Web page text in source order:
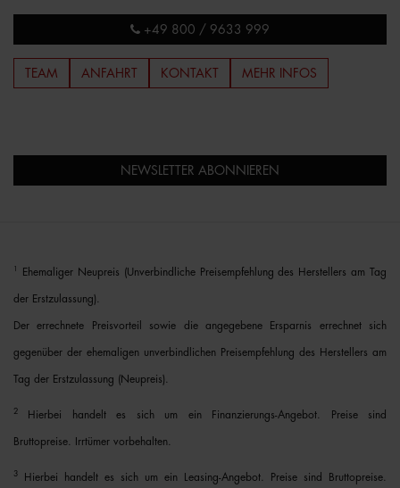
+49 800 / 9633 999
TEAM ANFAHRT KONTAKT MEHR INFOS
NEWSLETTER ABONNIEREN
Ehemaliger Neupreis (Unverbindliche Preisempfehlung des Herstellers am Tag
der Erstzulassung).
Der errechnete Preisvorteil sowie die angegebene Ersparnis errechnet sich
gegenüber der ehemaligen unverbindlichen Preisempfehlung des Herstellers am
Tag der Erstzulassung (Neupreis).
2 Hierbei handelt es sich um ein Finanzierungs-Angebot. Preise sind
Bruttopreise. Irrtümer vorbehalten.
3 Hierbei handelt es sich um ein Leasing-Angebot. Preise sind Bruttopreise.